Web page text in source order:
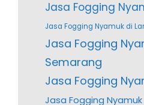
Jasa Fogging
Jasa Fogging Nyamuk di
Jasa Fogging
Semarang
Jasa Fogging
Jasa Fogging